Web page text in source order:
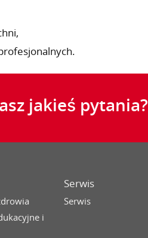
jakieś pytania?
i
Serwis
Serwis